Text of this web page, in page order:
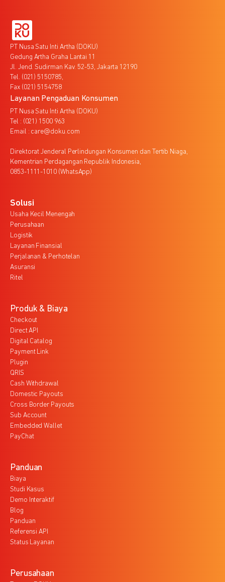
PT Nusa Satu Inti Artha (DOKU)
Gedung Artha Graha Lantai 11
Jl. Jend. Sudirman Kav. 52-53, Jakarta 12190
Tel. (021) 5150785,
Fax (021) 5154758
Layanan Pengaduan Konsumen
PT Nusa Satu Inti Artha (DOKU)
Tel : (021) 1500 963
Email : care@doku.com
Direktorat Jenderal Perlindungan Konsumen dan Tertib Niaga,
Kementrian Perdagangan Republik Indonesia,
0853-1111-1010 (WhatsApp)
Solusi
Usaha Kecil Menengah
Perusahaan
Logistik
Layanan Finansial
Perjalanan & Perhotelan
Asuransi
Ritel
Produk & Biaya
Checkout
Direct API
Digital Catalog
Payment Link
Plugin
QRIS
Cash Withdrawal
Domestic Payouts
Cross Border Payouts
Sub Account
Embedded Wallet
PayChat
Panduan
Biaya
Studi Kasus
Demo Interaktif
Blog
Panduan
Referensi API
Status Layanan
Perusahaan